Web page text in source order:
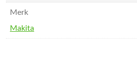
Merk
Makita